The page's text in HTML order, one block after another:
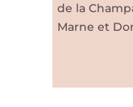
de la
Marne et